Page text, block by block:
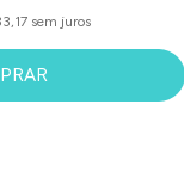
sem juros